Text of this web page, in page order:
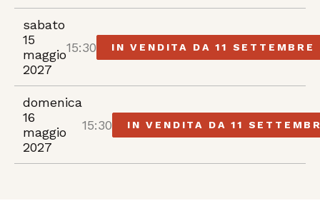
sabato
15
maggio
2027
15:30 IN VENDITA DA 11 SETTEMBRE
domenica
16
maggio
2027
15:30 IN VENDITA DA 11